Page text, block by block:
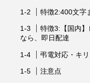
特徴2:400文字
特徴3:【国内
なら、即日配達
弔電対応・キ
注意点